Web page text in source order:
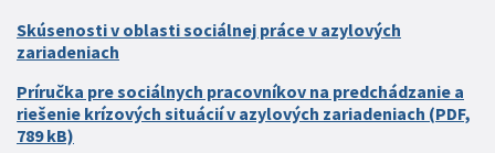
Skúsenosti v oblasti sociálnej práce v azylových
zariadeniach
Príručka pre sociálnych pracovníkov na predchádzanie a
riešenie krízových situácií v azylových zariadeniach (PDF,
789 kB)